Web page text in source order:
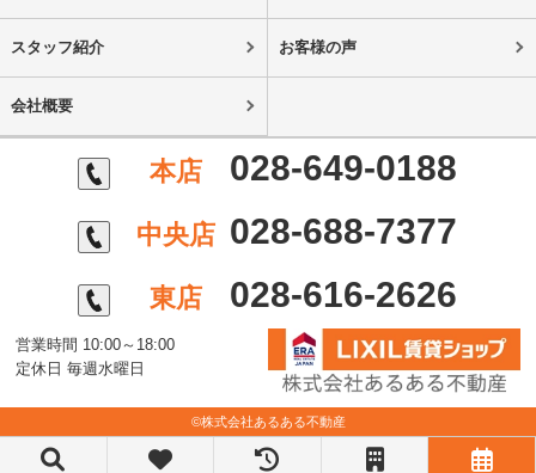
スタッフ紹介 お客様の声
会社概要
本店 028-649-0188
中央店 028-688-7377
東店 028-616-2626
営業時間 10:00～18:00
定休日 毎週水曜日
©株式会社あるある不動産